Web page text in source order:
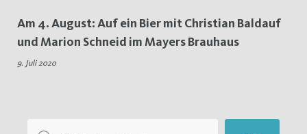
Schlagwort:
Wahl
Am 4. August: Auf ein Bier mit Christian Baldauf
und Marion Schneid im Mayers Brauhaus
9. Juli 2020